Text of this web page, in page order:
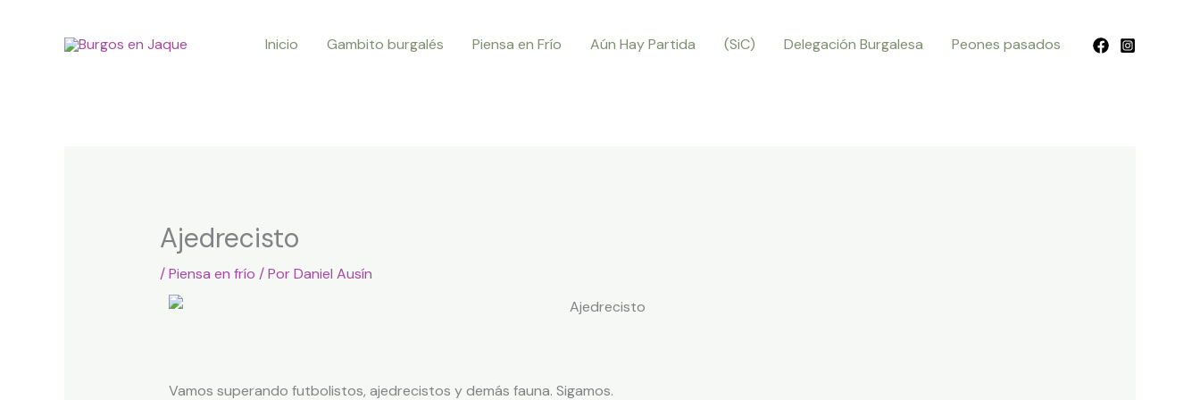
Inicio Gambito burgalés Piensa en Frío Aún Hay Partida (SiC) Delegación Burgalesa Peones pasados
Ajedrecisto
/Piensa en frío / PorDaniel Ausín
Vamos superando futbolistos, ajedrecistos y demás fauna. Sigamos.